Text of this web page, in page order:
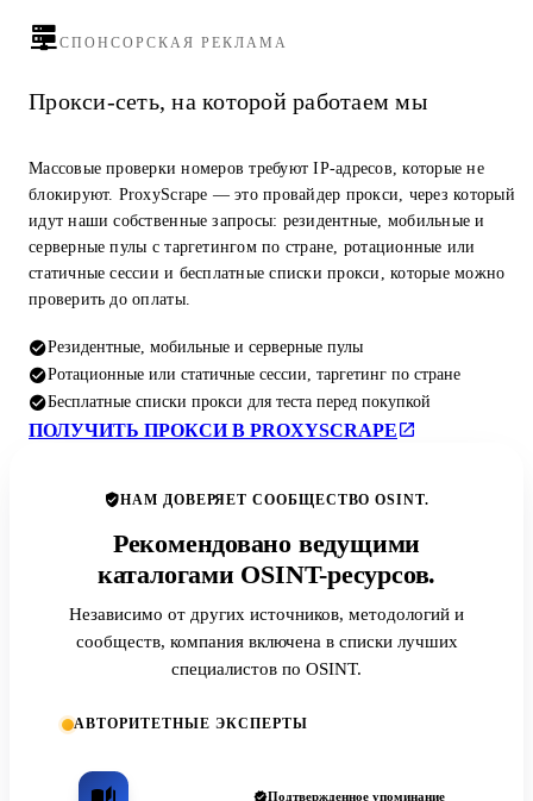
СПОНСОРСКАЯ РЕКЛАМА
Прокси-сеть, на которой работаем мы
Массовые проверки номеров требуют IP-адресов, которые не
блокируют. ProxyScrape — это провайдер прокси, через который
идут наши собственные запросы: резидентные, мобильные и
серверные пулы с таргетингом по стране, ротационные или
статичные сессии и бесплатные списки прокси, которые можно
проверить до оплаты.
Резидентные, мобильные и серверные пулы
Ротационные или статичные сессии, таргетинг по стране
Бесплатные списки прокси для теста перед покупкой
ПОЛУЧИТЬ ПРОКСИ В PROXYSCRAPE
НАМ ДОВЕРЯЕТ СООБЩЕСТВО OSINT.
Рекомендовано ведущими
каталогами OSINT-ресурсов.
Независимо от других источников, методологий и
сообществ, компания включена в списки лучших
специалистов по OSINT.
АВТОРИТЕТНЫЕ ЭКСПЕРТЫ
Подтвержденное упоминание